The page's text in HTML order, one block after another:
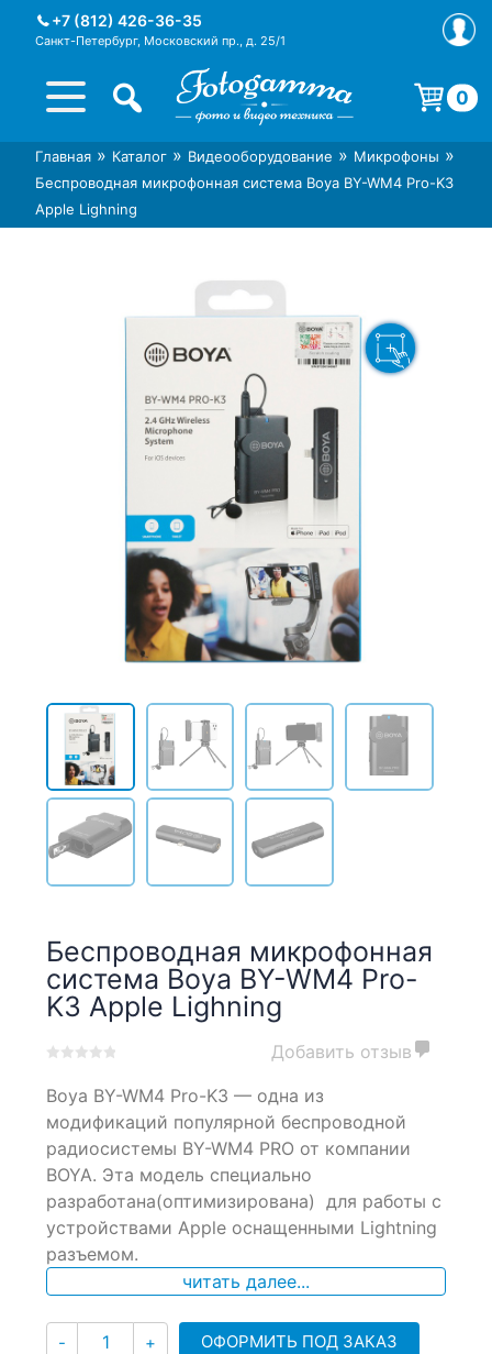
+7 (812) 426-36-35
Санкт-Петербург, Московский пр., д. 25/1
Интернет-магазин фототехники
Foto-Gamma в СПб
Магазин фотоаксессуаров foto-
gamma.ru
0
Корзина пуста.
Главная » Каталог » Видеооборудование » Микрофоны »
Беспроводная микрофонная система Boya BY-WM4 Pro-K3
Apple Lighning
Беспроводная микрофонная
система Boya BY-WM4 Pro-
K3 Apple Lighning
out
based
on
customer
ratings
Добавить отзыв
Boya BY-WM4 Pro-K3 — одна из
модификаций популярной беспроводной
радиосистемы BY-WM4 PRO от компании
BOYA. Эта модель специально
разработана(оптимизирована) для работы с
устройствами Apple оснащенными Lightning
разъемом.
читать далее...
- Количество
+ ОФОРМИТЬ ПОД ЗАКАЗ